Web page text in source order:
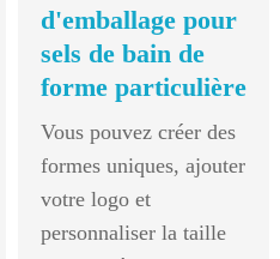
d'emballage pour
sels de bain de
forme particulière
Vous pouvez créer des
formes uniques, ajouter
votre logo et
personnaliser la taille